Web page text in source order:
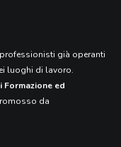
già operanti
luoghi di lavoro.
Formazione ed
da